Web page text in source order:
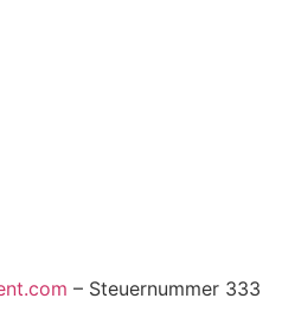
Hof 4a
/ 3733189
– Steuernummer 333